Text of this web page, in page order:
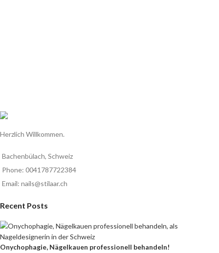
Herzlich Willkommen.
Bachenbülach, Schweiz
Phone: 0041787722384
Email: nails@stilaar.ch
Recent Posts
Onychophagie, Nägelkauen professionell behandeln!